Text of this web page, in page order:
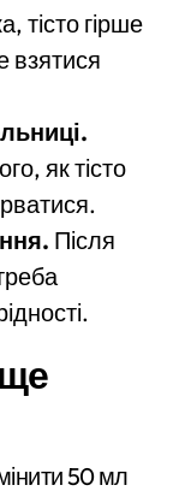
тісто гірше
взятися
як тісто
Після
50 мл